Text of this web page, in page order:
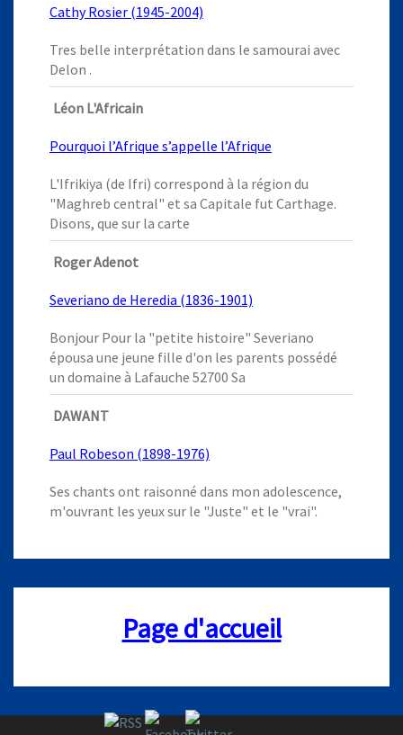
Cathy Rosier (1945-2004)
Tres belle interprétation dans le samourai avec
Delon .
Léon L'Africain
Pourquoi l’Afrique s’appelle l’Afrique
L'Ifrikiya (de Ifri) correspond à la région du
"Maghreb central" et sa Capitale fut Carthage.
Disons, que sur la carte
Roger Adenot
Severiano de Heredia (1836-1901)
Bonjour Pour la "petite histoire" Severiano
épousa une jeune fille d'on les parents possédé
un domaine à Lafauche 52700 Sa
DAWANT
Paul Robeson (1898-1976)
Ses chants ont raisonné dans mon adolescence,
m'ouvrant les yeux sur le "Juste" et le "vrai".
Page d'accueil